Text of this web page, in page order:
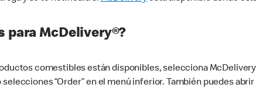
para McDelivery®?
comestibles están disponibles, selecciona
“Order” en el menú inferior. También puedes